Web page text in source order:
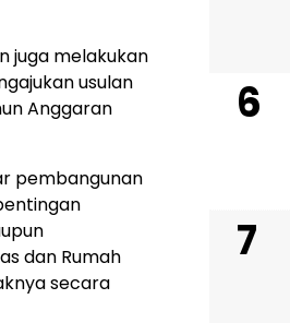
juga melakukan
usulan
Anggaran
pembangunan
dan Rumah
secara